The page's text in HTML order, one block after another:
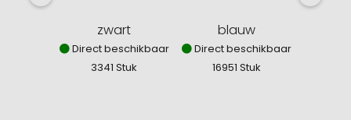
zwart
Direct beschikbaar
3341 Stuk
blauw
Direct beschikbaar
16951 Stuk